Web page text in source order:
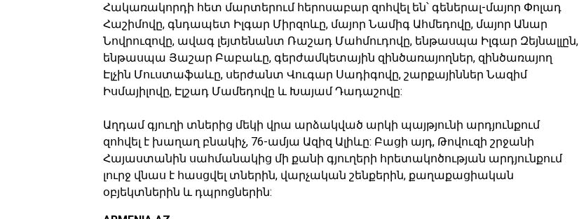
Հակառակորդի հետ մարտերում հերոսաբար զոհվել են՝ գեներալ-մայոր Փոլադ
Հաշիմովը, գնդապետ Իլգար Միրզոևը, մայոր Նամիգ Ահմեդովը, մայոր Անար
Նովրուզովը, ավագ լեյտենանտ Ռաշադ Մահմուդովը, ենթասպա Իլգար Զեյնալլըն,
ենթասպա Յաշար Բաբաևը, գերժամկետային զինծառայողներ, զինծառայող
Էլչին Մուստաֆաևը, սերժանտ Վուգար Սադիգովը, շարքայիններ Նազիմ
Իսմայիլովը, Էլշադ Մամեդովը և Խայամ Դադաշովը:
Աղդամ գյուղի տներից մեկի վրա արձակված արկի պայթյունի արդյունքում
զոհվել է խաղաղ բնակիչ, 76-ամյա Ազիզ Ալիևը: Բացի այդ, Թովուզի շրջանի
Հայաստանին սահմանակից մի քանի գյուղերի հրետակոծության արդյունքում
լուրջ վնաս է հասցվել տներին, վարչական շենքերին, քաղաքացիական
օբյեկտներին և դպրոցներին: